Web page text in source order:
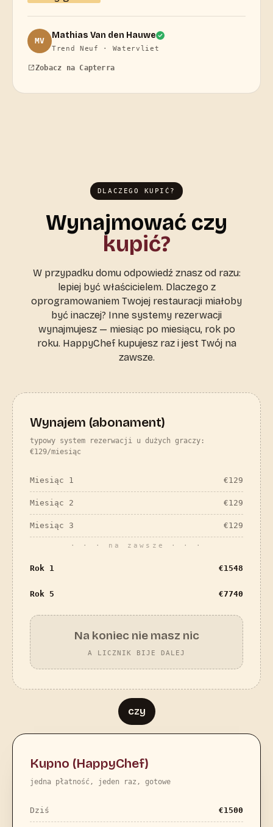
MV
Mathias Van den Hauwe
Trend Neuf · Watervliet
Zobacz na Capterra
DLACZEGO KUPIĆ?
Wynajmować czy
kupić?
W przypadku domu odpowiedź znasz od razu:
lepiej być właścicielem. Dlaczego z
oprogramowaniem Twojej restauracji miałoby
być inaczej? Inne systemy rezerwacji
wynajmujesz — miesiąc po miesiącu, rok po
roku. HappyChef kupujesz raz i jest Twój na
zawsze.
Wynajem (abonament)
typowy system rezerwacji u dużych graczy:
€129/miesiąc
Miesiąc 1 €129
Miesiąc 2 €129
Miesiąc 3 €129
· · · na zawsze · · ·
Rok 1 €1548
Rok 5 €7740
Na koniec nie masz nic
A LICZNIK BIJE DALEJ
czy
Kupno (HappyChef)
jedna płatność, jeden raz, gotowe
Dziś €1500